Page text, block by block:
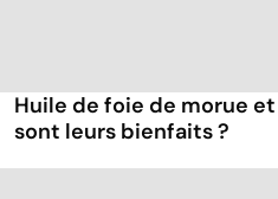
Huile de foie de morue
sont leurs bienfaits ?